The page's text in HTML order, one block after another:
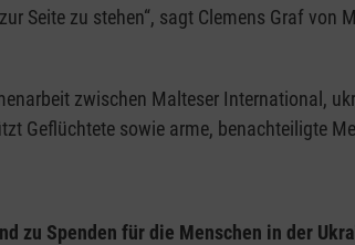
Seite zu stehen“, sagt Clemens Graf von
zwischen Malteser International,
Geflüchtete sowie arme, benachteiligte
zu Spenden für die Menschen in der